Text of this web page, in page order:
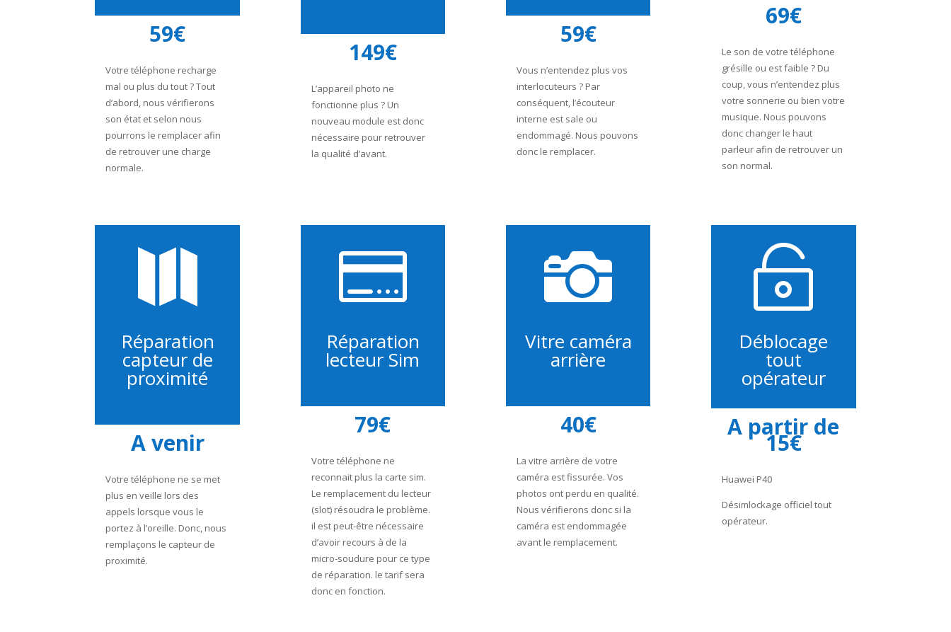
59€
Votre téléphone recharge
mal ou plus du tout ? Tout
d’abord, nous vérifierons
son état et selon nous
pourrons le remplacer afin
de retrouver une charge
normale.
149€
L’appareil photo ne
fonctionne plus ? Un
nouveau module est donc
nécessaire pour retrouver
la qualité d’avant.
59€
Vous n’entendez plus vos
interlocuteurs ? Par
conséquent, l’écouteur
interne est sale ou
endommagé. Nous pouvons
donc le remplacer.
69€
Le son de votre téléphone
grésille ou est faible ? Du
coup, vous n’entendez plus
votre sonnerie ou bien votre
musique. Nous pouvons
donc changer le haut
parleur afin de retrouver un
son normal.

Réparation
capteur de
proximité
A venir
Votre téléphone ne se met
plus en veille lors des
appels lorsque vous le
portez à l’oreille. Donc, nous
remplaçons le capteur de
proximité.

Réparation
lecteur Sim
79€
Votre téléphone ne
reconnait plus la carte sim.
Le remplacement du lecteur
(slot) résoudra le problème.
il est peut-être nécessaire
d’avoir recours à de la
micro-soudure pour ce type
de réparation. le tarif sera
donc en fonction.

Vitre caméra
arrière
40€
La vitre arrière de votre
caméra est fissurée. Vos
photos ont perdu en qualité.
Nous vérifierons donc si la
caméra est endommagée
avant le remplacement.

Déblocage
tout
opérateur
A partir de
15€
Huawei P40
Désimlockage officiel tout
opérateur.